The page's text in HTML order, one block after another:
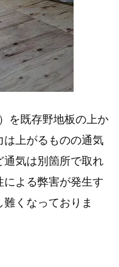
を既存野地板の上か
は上がるものの通気
気は別箇所で取れ
よる弊害が発生す
くなっておりま